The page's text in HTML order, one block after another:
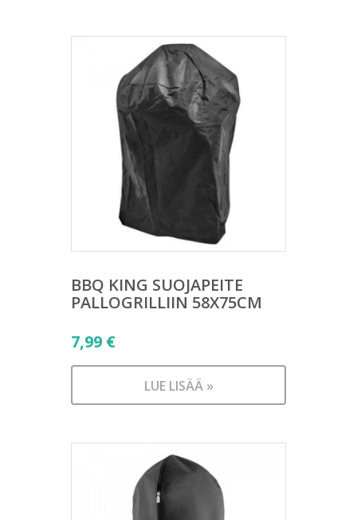
BBQ KING SUOJAPEITE
PALLOGRILLIIN 58X75CM
7,99 €
LUE LISÄÄ »